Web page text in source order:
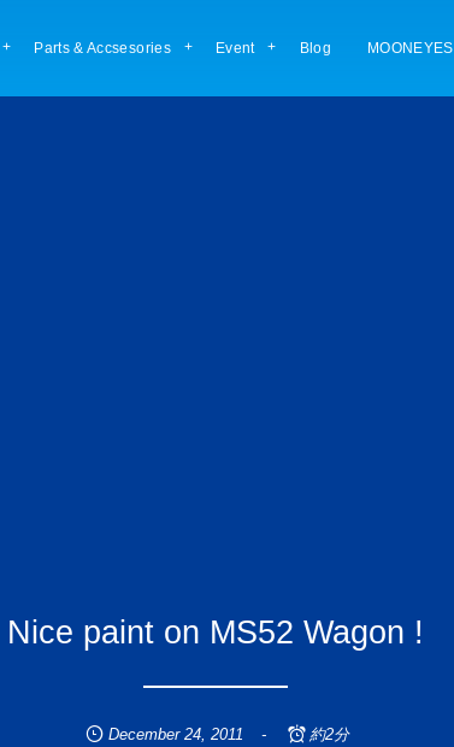
Parts & Accsesories Event Blog MOONEYES
Nice paint on MS52 Wagon !
December 24, 2011 約2分